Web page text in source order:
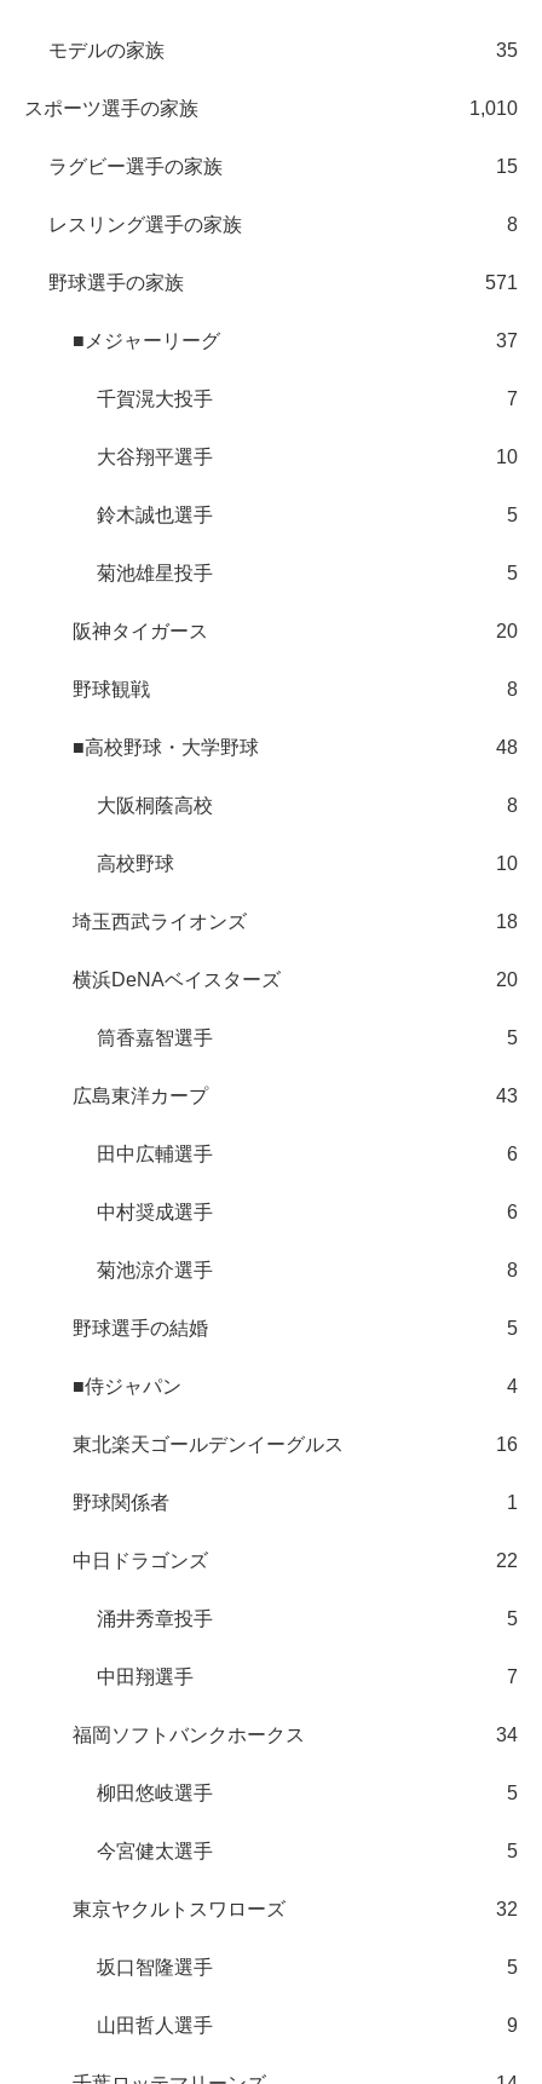
モデルの家族 35
スポーツ選手の家族 1,010
ラグビー選手の家族 15
レスリング選手の家族 8
野球選手の家族 571
■メジャーリーグ 37
千賀滉大投手 7
大谷翔平選手 10
鈴木誠也選手 5
菊池雄星投手 5
阪神タイガース 20
野球観戦 8
■高校野球・大学野球 48
大阪桐蔭高校 8
高校野球 10
埼玉西武ライオンズ 18
横浜DeNAベイスターズ 20
筒香嘉智選手 5
広島東洋カープ 43
田中広輔選手 6
中村奨成選手 6
菊池涼介選手 8
野球選手の結婚 5
■侍ジャパン 4
東北楽天ゴールデンイーグルス 16
野球関係者 1
中日ドラゴンズ 22
涌井秀章投手 5
中田翔選手 7
福岡ソフトバンクホークス 34
柳田悠岐選手 5
今宮健太選手 5
東京ヤクルトスワローズ 32
坂口智隆選手 5
山田哲人選手 9